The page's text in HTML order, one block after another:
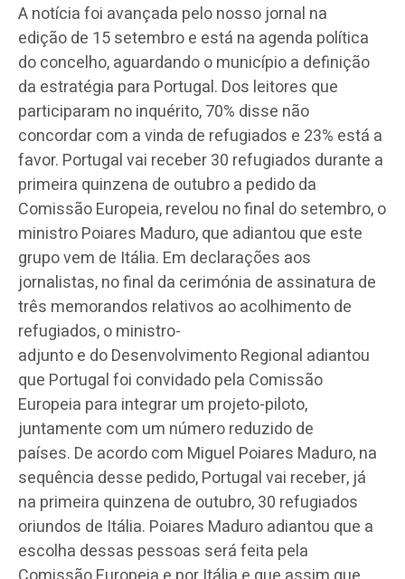
A notícia foi avançada pelo nosso jornal na
edição de 15 setembro e está na agenda política
do concelho, aguardando o município a definição
da estratégia para Portugal. Dos leitores que
participaram no inquérito, 70% disse não
concordar com a vinda de refugiados e 23% está a
favor. Portugal vai receber 30 refugiados durante a
primeira quinzena de outubro a pedido da
Comissão Europeia, revelou no final do setembro, o
ministro Poiares Maduro, que adiantou que este
grupo vem de Itália. Em declarações aos
jornalistas, no final da cerimónia de assinatura de
três memorandos relativos ao acolhimento de
refugiados, o ministro-
adjunto e do Desenvolvimento Regional adiantou
que Portugal foi convidado pela Comissão
Europeia para integrar um projeto-piloto,
juntamente com um número reduzido de
países. De acordo com Miguel Poiares Maduro, na
sequência desse pedido, Portugal vai receber, já
na primeira quinzena de outubro, 30 refugiados
oriundos de Itália. Poiares Maduro adiantou que a
escolha dessas pessoas será feita pela